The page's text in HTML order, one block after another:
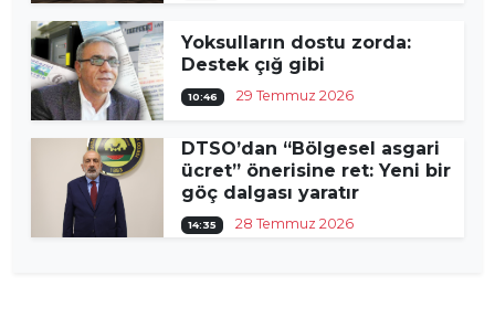
Yoksulların dostu zorda:
Destek çığ gibi
10:46 29 Temmuz 2026
DTSO’dan “Bölgesel asgari
ücret” önerisine ret: Yeni bir
göç dalgası yaratır
14:35 28 Temmuz 2026